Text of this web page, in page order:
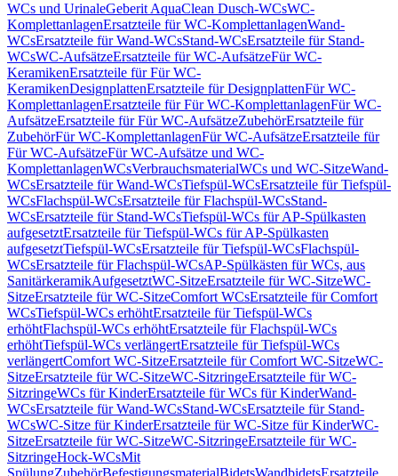
WCs und UrinaleGeberit AquaClean Dusch-WCsWC-
KomplettanlagenErsatzteile für WC-KomplettanlagenWand-
WCsErsatzteile für Wand-WCsStand-WCsErsatzteile für Stand-
WCsWC-AufsätzeErsatzteile für WC-AufsätzeFür WC-
KeramikenErsatzteile für Für WC-
KeramikenDesignplattenErsatzteile für DesignplattenFür WC-
KomplettanlagenErsatzteile für Für WC-KomplettanlagenFür WC-
AufsätzeErsatzteile für Für WC-AufsätzeZubehörErsatzteile für
ZubehörFür WC-KomplettanlagenFür WC-AufsätzeErsatzteile für
Für WC-AufsätzeFür WC-Aufsätze und WC-
KomplettanlagenWCsVerbrauchsmaterialWCs und WC-SitzeWand-
WCsErsatzteile für Wand-WCsTiefspül-WCsErsatzteile für Tiefspül-
WCsFlachspül-WCsErsatzteile für Flachspül-WCsStand-
WCsErsatzteile für Stand-WCsTiefspül-WCs für AP-Spülkasten
aufgesetztErsatzteile für Tiefspül-WCs für AP-Spülkasten
aufgesetztTiefspül-WCsErsatzteile für Tiefspül-WCsFlachspül-
WCsErsatzteile für Flachspül-WCsAP-Spülkästen für WCs, aus
SanitärkeramikAufgesetztWC-SitzeErsatzteile für WC-SitzeWC-
SitzeErsatzteile für WC-SitzeComfort WCsErsatzteile für Comfort
WCsTiefspül-WCs erhöhtErsatzteile für Tiefspül-WCs
erhöhtFlachspül-WCs erhöhtErsatzteile für Flachspül-WCs
erhöhtTiefspül-WCs verlängertErsatzteile für Tiefspül-WCs
verlängertComfort WC-SitzeErsatzteile für Comfort WC-SitzeWC-
SitzeErsatzteile für WC-SitzeWC-SitzringeErsatzteile für WC-
SitzringeWCs für KinderErsatzteile für WCs für KinderWand-
WCsErsatzteile für Wand-WCsStand-WCsErsatzteile für Stand-
WCsWC-Sitze für KinderErsatzteile für WC-Sitze für KinderWC-
SitzeErsatzteile für WC-SitzeWC-SitzringeErsatzteile für WC-
SitzringeHock-WCsMit
SpülungZubehörBefestigungsmaterialBidetsWandbidetsErsatzteile